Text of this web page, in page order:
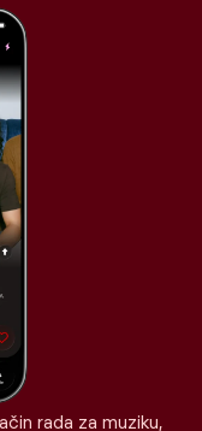
rada za muziku,